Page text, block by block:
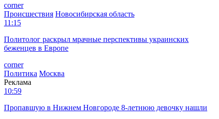
corner
Происшествия Новосибирская область
11:15
Политолог раскрыл мрачные перспективы украинских
беженцев в Европе
corner
Политика Москва
Реклама
10:59
Пропавшую в Нижнем Новгороде 8-летнюю девочку нашли